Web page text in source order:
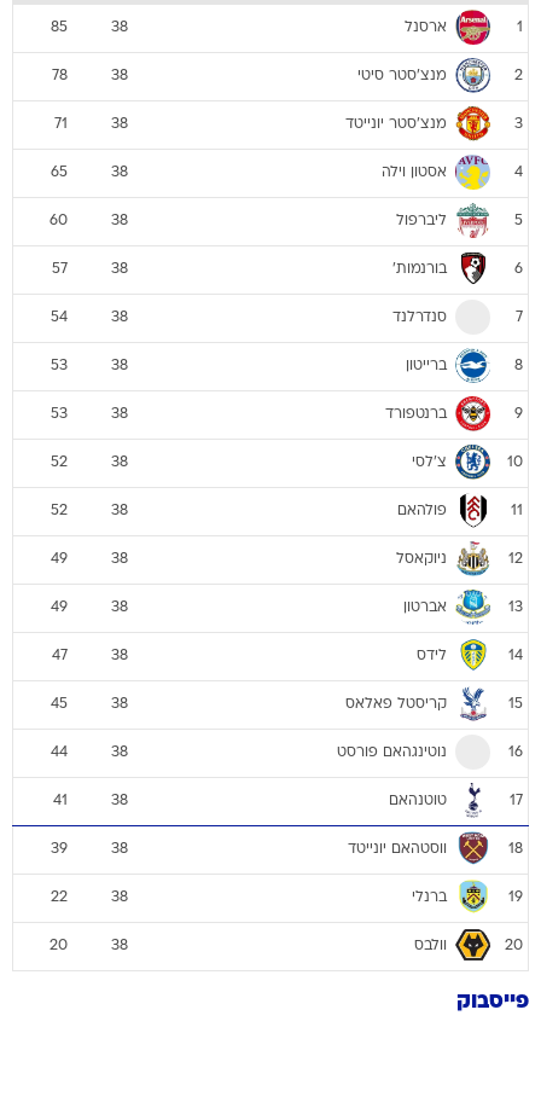
1 ארסנל 38
85
2 מנצ'סטר סיטי 38
78
3 מנצ'סטר יונייטד 38
71
4 אסטון וילה 38
65
5 ליברפול 38
60
6 בורנמות' 38
57
7 סנדרלנד 38
54
8 ברייטון 38
53
9 ברנטפורד 38
53
10 צ'לסי 38
52
11 פולהאם 38
52
12 ניוקאסל 38
49
13 אברטון 38
49
14 לידס 38
47
15 קריסטל פאלאס 38
45
16 נוטינגהאם פורסט 38
44
17 טוטנהאם 38
41
18 ווסטהאם יונייטד 38
39
19 ברנלי 38
22
20 וולבס 38
20
פייסבוק